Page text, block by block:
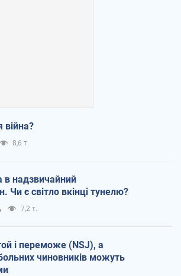
війна?
8,6 т.
в надзвичайний
Чи є світло вкінці тунелю?
7,2 т.
і переможе (NSJ), а
чиновників можуть